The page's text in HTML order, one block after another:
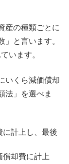
産の種類ごとに
と言います。
います。
いくら減価償却
法」を選べま
に計上し、最後
償却費に計上